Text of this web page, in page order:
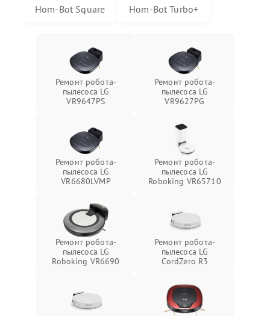
Hom-Bot Square Hom-Bot Turbo+
Ремонт робота-
пылесоса LG
VR9647PS
Ремонт робота-
пылесоса LG
VR9627PG
Ремонт робота-
пылесоса LG
VR6680LVMP
Ремонт робота-
пылесоса LG
Roboking VR65710
Ремонт робота-
пылесоса LG
Roboking VR6690
Ремонт робота-
пылесоса LG
CordZero R3